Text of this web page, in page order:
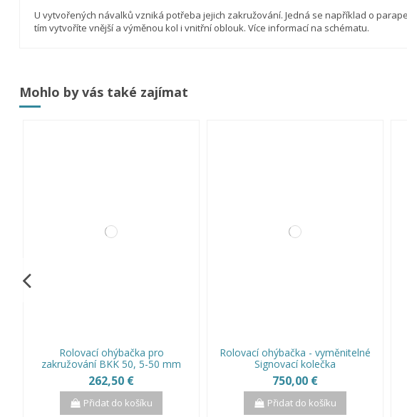
U vytvořených návalků vzniká potřeba jejich zakružování. Jedná se například o
tím vytvoříte vnější a výměnou kol i vnitřní oblouk. Více informací na schématu.
Mohlo by vás také zajímat
Rolovací ohýbačka pro
zakružování BKK 50, 5-50 mm
262,50 €
Přidat do košíku
Rolovací ohýbačka - vyměnitelné
Signovací kolečka
750,00 €
Přidat do košíku